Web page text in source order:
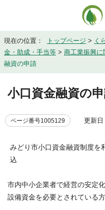
現在の位置： トップページ > く
金・助成・手当等 > 商工業振興に
融資の申請
小口資金融資の
ページ番号1005129 更新日
みどり市小口資金融資制度を
込
市内中小企業者で経営の安定
設備資金を必要とされている